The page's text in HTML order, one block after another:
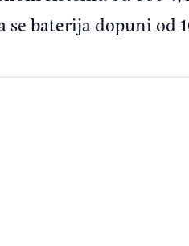
baterija dopuni od